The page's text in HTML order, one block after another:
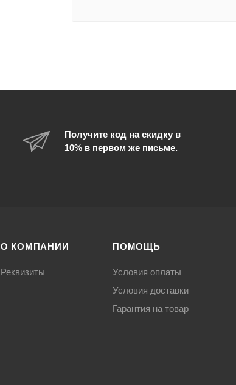
Получите код на скидку в
10% в первом же письме.
О КОМПАНИИ
Реквизиты
ПОМОЩЬ
Условия оплаты
Условия доставки
Гарантия на товар